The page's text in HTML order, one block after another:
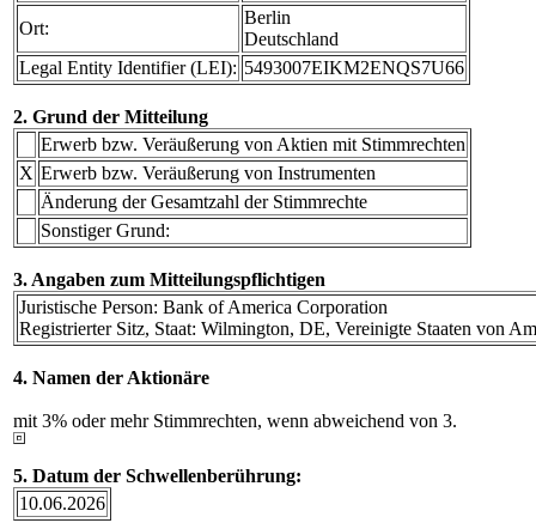
Ort:
Berlin
Deutschland
Legal Entity Identifier (LEI): 5493007EIKM2ENQS7U66
2. Grund der Mitteilung
Erwerb bzw. Veräußerung von Aktien mit Stimmrechten
X Erwerb bzw. Veräußerung von Instrumenten
Änderung der Gesamtzahl der Stimmrechte
Sonstiger Grund:
3. Angaben zum Mitteilungspflichtigen
Juristische Person: Bank of America Corporation
Registrierter Sitz, Staat: Wilmington, DE, Vereinigte Staaten von
4. Namen der Aktionäre
mit 3% oder mehr Stimmrechten, wenn abweichend von 3.
5. Datum der Schwellenberührung:
10.06.2026